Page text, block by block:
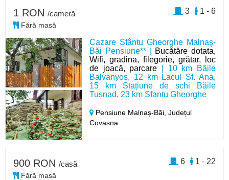
Cazare Sfântu Gheorghe Malnaş-
Băi Pensiune** |
Bucătăre dotata,
Wifi, gradina, filegorie, grătar, loc
de joacă, parcare | 10 km Băile
Balvanyos, 12 km Lacul Sf. Ana,
15 km Stațiune de schi Băile
Tușnad, 23 km Sfantu Gheorghe
Pensiune Malnaș-Băi,Județul
Covasna
1 RON /cameră
Fără masă
1 - 6
3
900 RON /casă
Fără masă
1 - 22
6